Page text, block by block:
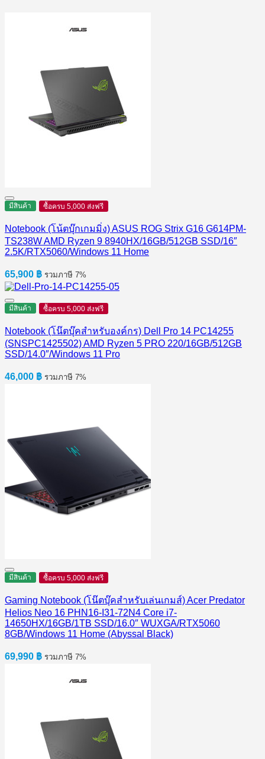
มีสินค้า ซื้อครบ 5,000 ส่งฟรี
Notebook (โน้ตบุ๊กเกมมิ่ง) ASUS ROG Strix G16 G614PM-
TS238W AMD Ryzen 9 8940HX/16GB/512GB SSD/16″
2.5K/RTX5060/Windows 11 Home
65,900 ฿ รวมภาษี 7%
มีสินค้า ซื้อครบ 5,000 ส่งฟรี
Notebook (โน๊ตบุ๊คสำหรับองค์กร) Dell Pro 14 PC14255
(SNSPC1425502) AMD Ryzen 5 PRO 220/16GB/512GB
SSD/14.0″/Windows 11 Pro
46,000 ฿ รวมภาษี 7%
มีสินค้า ซื้อครบ 5,000 ส่งฟรี
Gaming Notebook (โน๊ตบุ๊คสำหรับเล่นเกมส์) Acer Predator
Helios Neo 16 PHN16-I31-72N4 Core i7-
14650HX/16GB/1TB SSD/16.0″ WUXGA/RTX5060
8GB/Windows 11 Home (Abyssal Black)
69,990 ฿ รวมภาษี 7%